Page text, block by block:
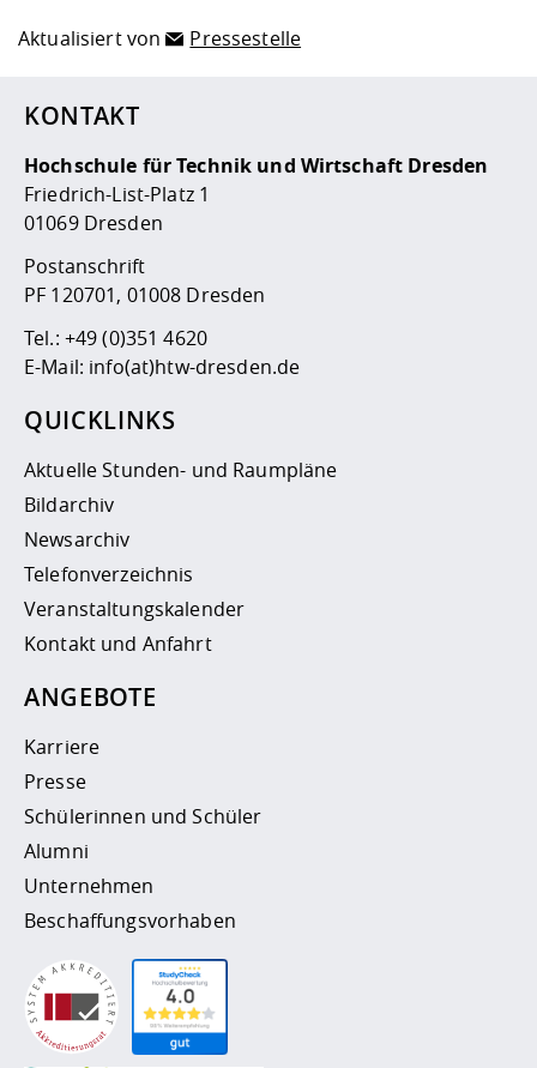
Aktualisiert von Pressestelle
KONTAKT
Hochschule für Technik und Wirtschaft Dresden
Friedrich-List-Platz 1
01069 Dresden
Postanschrift
PF 120701, 01008 Dresden
Tel.: +49 (0)351 4620
E-Mail: info(at)htw-dresden.de
QUICKLINKS
Aktuelle Stunden- und Raumpläne
Bildarchiv
Newsarchiv
Telefonverzeichnis
Veranstaltungskalender
Kontakt und Anfahrt
ANGEBOTE
Karriere
Presse
Schülerinnen und Schüler
Alumni
Unternehmen
Beschaffungsvorhaben